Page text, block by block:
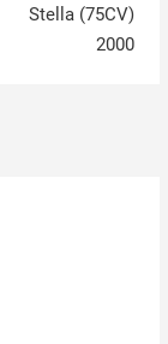
Stella (75CV)
2000